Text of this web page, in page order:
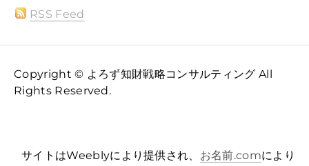
RSS Feed
Copyright © よろず知財戦略コンサルティング All
Rights Reserved.
サイトはWeeblyにより提供され、 お名前.comにより